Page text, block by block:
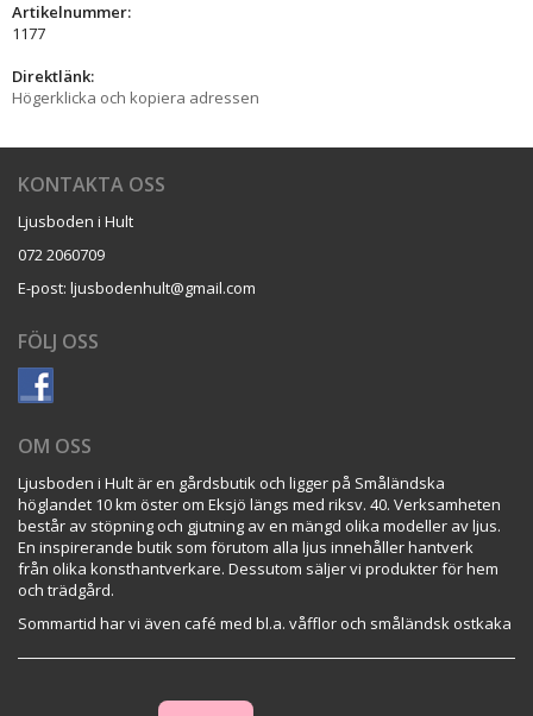
Artikelnummer:
1177
Direktlänk:
Högerklicka och kopiera adressen
KONTAKTA OSS
Ljusboden i Hult
072 2060709
E-post: ljusbodenhult@gmail.com
FÖLJ OSS
OM OSS
Ljusboden i Hult är en gårdsbutik och ligger på Småländska
höglandet 10 km öster om Eksjö längs med riksv. 40. Verksamheten
består av stöpning och gjutning av en mängd olika modeller av ljus.
En inspirerande butik som förutom alla ljus innehåller hantverk
från olika konsthantverkare. Dessutom säljer vi produkter för hem
och trädgård.
Sommartid har vi även café med bl.a. våfflor och småländsk ostkaka